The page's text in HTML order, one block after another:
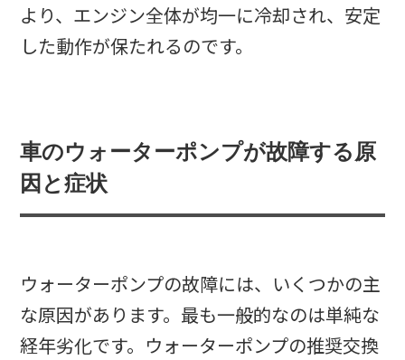
より、エンジン全体が均一に冷却され、安定
した動作が保たれるのです。
車のウォーターポンプが故障する原
因と症状
ウォーターポンプの故障には、いくつかの主
な原因があります。最も一般的なのは単純な
経年劣化です。ウォーターポンプの推奨交換